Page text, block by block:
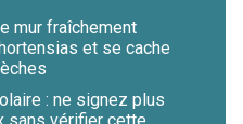
mur fraîchement
et se cache
: ne signez plus